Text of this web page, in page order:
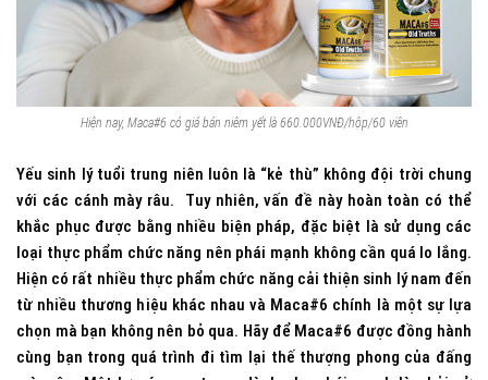
Hiện nay, Maca#6 có giá bán niêm yết là 660.000VNĐ/hộp/60 viên
Yếu sinh lý tuổi trung niên luôn là “kẻ thù” không đội trời chung
với các cánh mày râu. Tuy nhiên, vấn đề này hoàn toàn có thể
khắc phục được bằng nhiều biện pháp, đặc biệt là sử dụng các
loại thực phẩm chức năng nên phái mạnh không cần quá lo lắng.
Hiện có rất nhiều thực phẩm chức năng cải thiện sinh lý nam đến
từ nhiều thương hiệu khác nhau và Maca#6 chính là một sự lựa
chọn mà bạn không nên bỏ qua. Hãy để Maca#6 được đồng hành
cùng bạn trong quá trình đi tìm lại thế thượng phong của đấng